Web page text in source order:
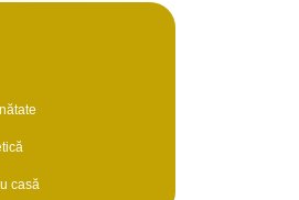
casă